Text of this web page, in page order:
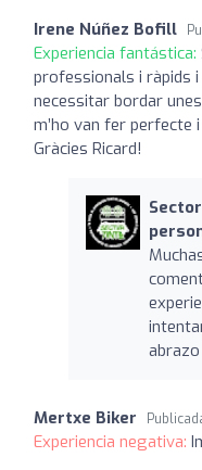
Irene Núñez Bofill
Experiencia fantástica:
professionals i ràpids
necessitar bordar
m’ho van fer perfecte
Gràcies Ricard!
Mertxe Biker
Experiencia negativa: